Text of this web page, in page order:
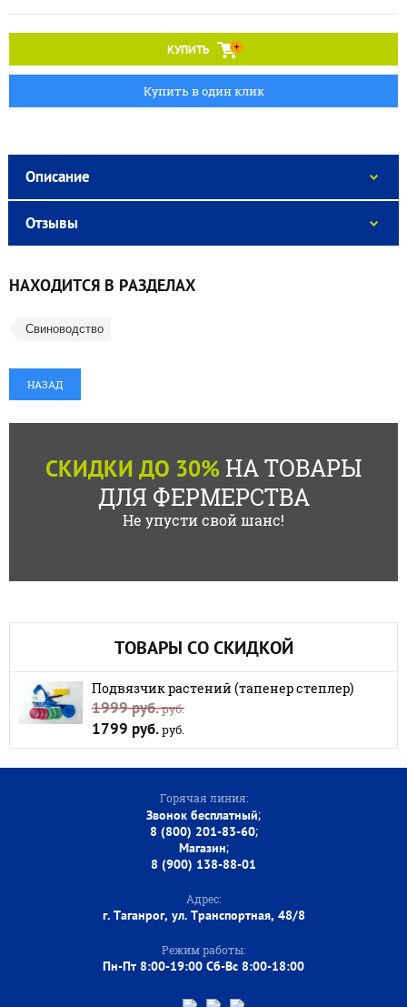
КУПИТЬ
Купить в один клик
Описание
Отзывы
НАХОДИТСЯ В РАЗДЕЛАХ
Свиноводство
НАЗАД
СКИДКИ ДО 30%НА ТОВАРЫ
ДЛЯ ФЕРМЕРСТВА
Не упусти свой шанс!
ТОВАРЫ СО СКИДКОЙ
Подвязчик растений (тапенер степлер)
1999 руб.руб.
1799 руб.руб.
Горячая линия:
Звонок бесплатный;
8 (800) 201-83-60;
Магазин;
8 (900) 138-88-01
Адрес:
г. Таганрог, ул. Транспортная, 48/8
Режим работы:
Пн-Пт 8:00-19:00 Сб-Вс 8:00-18:00